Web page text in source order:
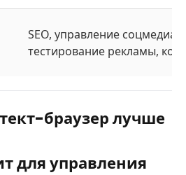
SEO, управление соцмедиа
тестирование рекламы,
браузер лучше
для управления